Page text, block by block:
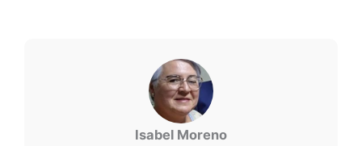
Isabel Moreno